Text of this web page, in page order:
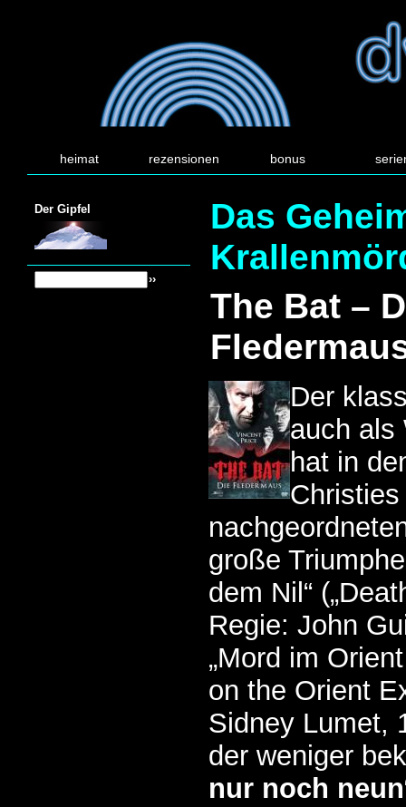
heimat rezensionen bonus
Der Gipfel
Das
The Bat –
Der
auch als
hat in
große
dem Nil“
Regie: John
„Mord im
on the Orient
Sidney Lumet,
der weniger
nur noch neun